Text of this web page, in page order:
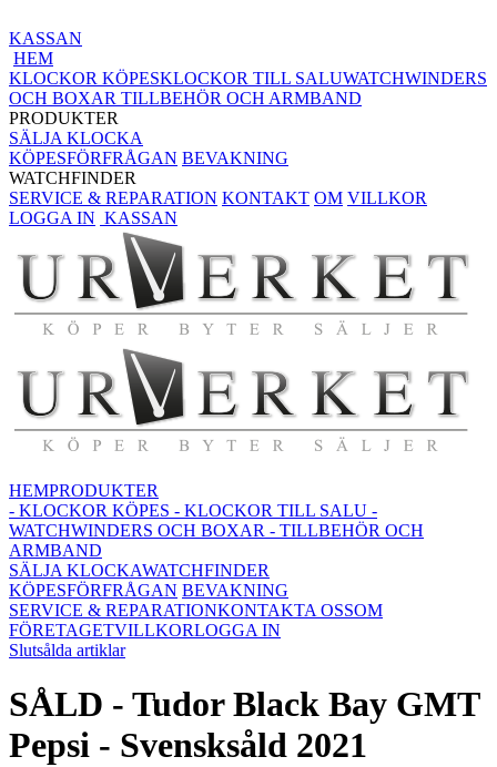
KASSAN
HEM
KLOCKOR KÖPESKLOCKOR TILL SALUWATCHWINDERS
OCH BOXAR TILLBEHÖR OCH ARMBAND
PRODUKTER
SÄLJA KLOCKA
KÖPESFÖRFRÅGAN BEVAKNING
WATCHFINDER
SERVICE & REPARATION KONTAKT OM VILLKOR
LOGGA IN KASSAN
HEMPRODUKTER
- KLOCKOR KÖPES - KLOCKOR TILL SALU -
WATCHWINDERS OCH BOXAR - TILLBEHÖR OCH
ARMBAND
SÄLJA KLOCKAWATCHFINDER
KÖPESFÖRFRÅGAN BEVAKNING
SERVICE & REPARATIONKONTAKTA OSSOM
FÖRETAGETVILLKORLOGGA IN
Slutsålda artiklar
SÅLD - Tudor Black Bay GMT
Pepsi - Svensksåld 2021